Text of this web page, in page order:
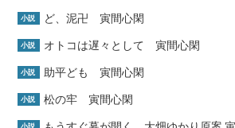
小説 ど、泥卍 寅間心閑
小説 オトコは遅々として 寅間心閑
小説 助平ども 寅間心閑
小説 松の牢 寅間心閑